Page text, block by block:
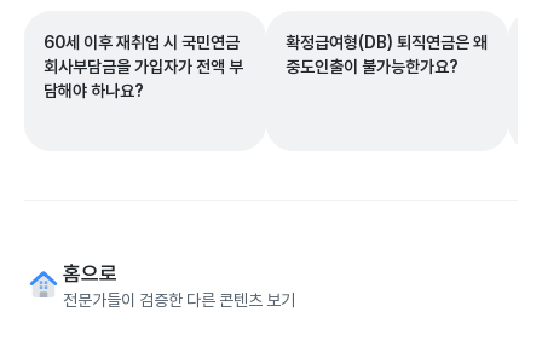
60세 이후 재취업 시 국민연금
회사부담금을 가입자가 전액 부
담해야 하나요?
확정급여형(DB) 퇴직연금은 왜
중도인출이 불가능한가요?
홈으로
전문가들이 검증한 다른 콘텐츠 보기